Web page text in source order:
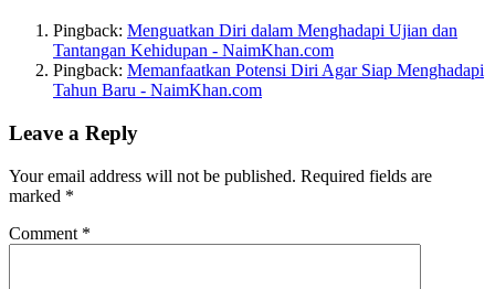
Pingback: Menguatkan Diri dalam Menghadapi Ujian dan
Tantangan Kehidupan - NaimKhan.com
Pingback: Memanfaatkan Potensi Diri Agar Siap Menghadapi
Tahun Baru - NaimKhan.com
Leave a Reply
Your email address will not be published. Required fields are
marked *
Comment *